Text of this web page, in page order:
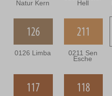
Natur Kern Hell
0126 Limba 0211 Sen
Esche